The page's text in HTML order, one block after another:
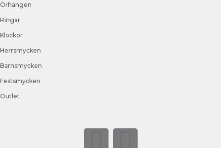
Örhängen
Ringar
Klockor
Herrsmycken
Barnsmycken
Festsmycken
Outlet